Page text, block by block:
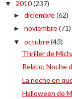
▼ 2010(237)
► diciembre(62)
► noviembre(71)
▼ octubre(43)
Thriller de
Relato: Noche
La noche en
Halloween de